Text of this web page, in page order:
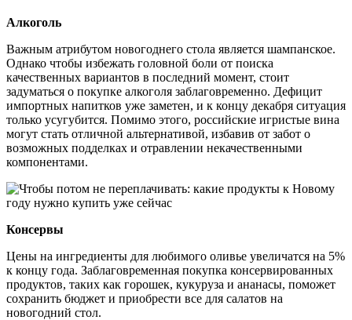
Алкоголь
Важным атрибутом новогоднего стола является шампанское.
Однако чтобы избежать головной боли от поиска
качественных вариантов в последний момент, стоит
задуматься о покупке алкоголя заблаговременно. Дефицит
импортных напитков уже заметен, и к концу декабря ситуация
только усугубится. Помимо этого, российские игристые вина
могут стать отличной альтернативой, избавив от забот о
возможных подделках и отравлении некачественными
компонентами.
Консервы
Цены на ингредиенты для любимого оливье увеличатся на 5%
к концу года. Заблаговременная покупка консервированных
продуктов, таких как горошек, кукуруза и ананасы, поможет
сохранить бюджет и приобрести все для салатов на
новогодний стол.